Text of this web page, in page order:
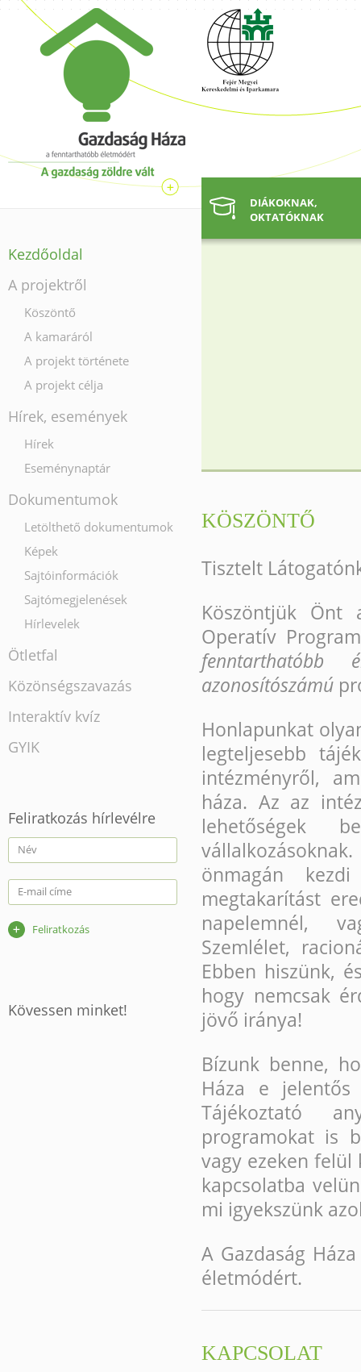
DIÁKOKNAK,
OKTATÓKNAK
Kezdőoldal
A projektről
Köszöntő
A kamaráról
A projekt története
A projekt célja
Hírek, események
Hírek
Eseménynaptár
Dokumentumok
Letölthető dokumentumok
Képek
Sajtóinformációk
Sajtómegjelenések
Hírlevelek
Ötletfal
Közönségszavazás
Interaktív kvíz
GYIK
Feliratkozás hírlevélre
Név
E-mail címe
Kövessen minket!
KÖSZÖNTŐ
Tisztelt
Köszöntjük Önt
Operatív
fenntarthatóbb
azonosítószámú
Honlapunkat
legteljesebb
intézményről,
háza. Az az
lehetőségek
önmagán
megtakarítást
napelemnél,
Szemlélet,
Ebben hiszünk,
hogy nemcsak
jövő iránya!
Bízunk benne,
Háza e
Tájékoztató
programokat is
vagy ezeken
kapcsolatba
mi igyekszünk
A Gazdaság
életmódért.
KAPCSOLAT